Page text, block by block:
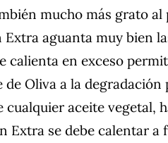
mucho más grato al
aguanta muy bien
calienta en exceso
de Oliva a la degradación
aceite vegetal,
Extra se debe calentar a